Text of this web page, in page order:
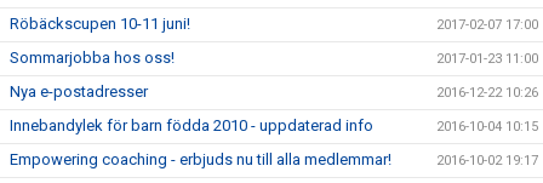
Röbäckscupen 10-11 juni! 2017-02-07 17:00
Sommarjobba hos oss! 2017-01-23 11:00
Nya e-postadresser 2016-12-22 10:26
Innebandylek för barn födda 2010 - uppdaterad info 2016-10-04 10:15
Empowering coaching - erbjuds nu till alla medlemmar! 2016-10-02 19:17